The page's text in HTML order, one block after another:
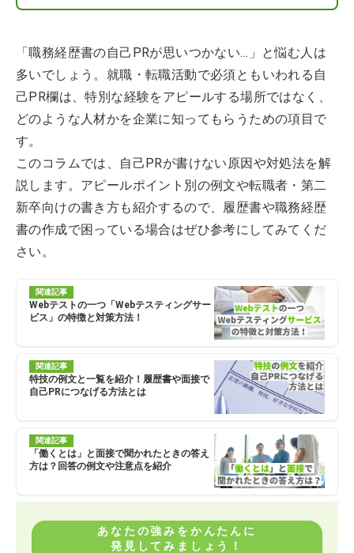
「職務経歴書の自己PRが思いつかない…」と悩む人は
多いでしょう。就職・転職活動で必須ともいわれる自
己PR欄は、特別な経験をアピールする場所ではなく、
どのような人材かを企業に知ってもらうための項目で
す。
このコラムでは、自己PRが書けない原因や対処法を解
説します。アピールポイント別の例文や転職者・第二
新卒向けの書き方も紹介するので、履歴書や職務経歴
書の作成で困っている場合はぜひ参考にしてみてくだ
さい。
関連記事
Webテストの一つ「Webテスティングサー
ビス」の特徴と対策方法！
関連記事
特技の例文と一覧を紹介！履歴書や面接で
自己PRにつなげる方法とは
関連記事
「働くとは」と面接で聞かれたときの答え
方は？回答の例文や注意点を紹介
あなたの強みをかんたんに
発見してみましょう！